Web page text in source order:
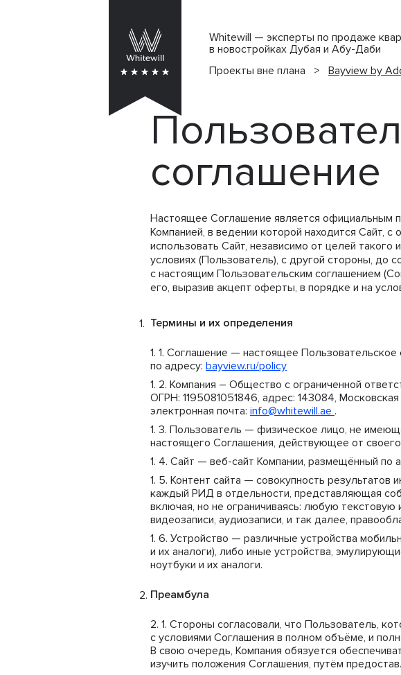
Whitewill — эксперты по продаже
в новостройках Дубая и Абу-Даби
Проекты вне плана
> Bayview by
соглашение
Настоящее Соглашение является официальным
Компанией, в ведении которой находится Сайт,
использовать Сайт, независимо от целей
условиях (Пользователь), с другой стороны, до
с настоящим Пользовательским соглашением
его, выразив акцепт оферты, в порядке и на
Термины и их определения
Соглашение — настоящее
по адресу: bayview.ru/policy
Компания – Общество с ограниченной
ОГРН: 1195081051846, адрес: 143084,
электронная почта: info@whitewill.ae .
Пользователь — физическое лицо, не
настоящего Соглашения, действующее от
Сайт — веб-сайт Компании, размещённый по
Контент сайта — совокупность результатов
каждый РИД в отдельности, представляющая
включая, но не ограничиваясь: любую
видеозаписи, аудиозаписи, и так далее,
Устройство — различные устройства
и их аналоги), либо иные устройства,
ноутбуки и их аналоги.
Преамбула
Стороны согласовали, что Пользователь,
с условиями Соглашения в полном объёме, и
В свою очередь, Компания обязуется
изучить положения Соглашения, путём